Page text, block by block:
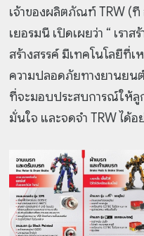
เจ้าของผลิตภัณฑ์ TRW (ที
เยอรมนี เปิดเผยว่า “ เรา
สร้างสรรค์ มีเทคโนโลยีที่
ความปลอดภัยทางยานยน
ที่จะมอบประสบการณ์ให้ลู
มั่นใจ และจดจำ TRW ได้อ